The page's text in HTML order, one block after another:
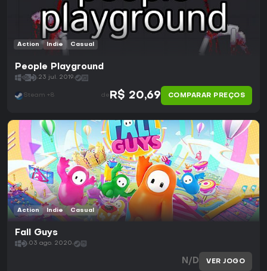
Action Indie Casual
People Playground
23 jul. 2019
Steam +8 de R$ 20,69 COMPARAR PREÇOS
Action Indie Casual
Fall Guys
03 ago. 2020
N/D VER JOGO